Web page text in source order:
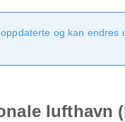
og kan
lufthavn